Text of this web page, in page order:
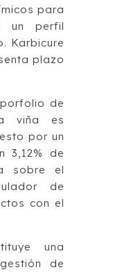
para
un perfil
Karbicure
plazo
de
viña es
por un
3,12% de
sobre el
de
con el
una
de